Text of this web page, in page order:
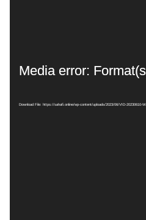
Media error:
Download File: https://sahafi.online/wp-content/uploads/2023/06/VID-20230610-